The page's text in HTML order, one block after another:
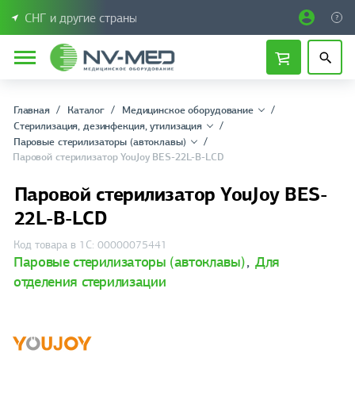
СНГ и другие страны
Главная Каталог
Медицинское оборудование
Стерилизация, дезинфекция, утилизация
Паровые стерилизаторы (автоклавы)
Паровой стерилизатор YouJoy BES-22L-B-LCD
Паровой стерилизатор YouJoy BES-
22L-B-LCD
Код товара в 1С: 00000075441
Паровые стерилизаторы (автоклавы), Для
отделения стерилизации